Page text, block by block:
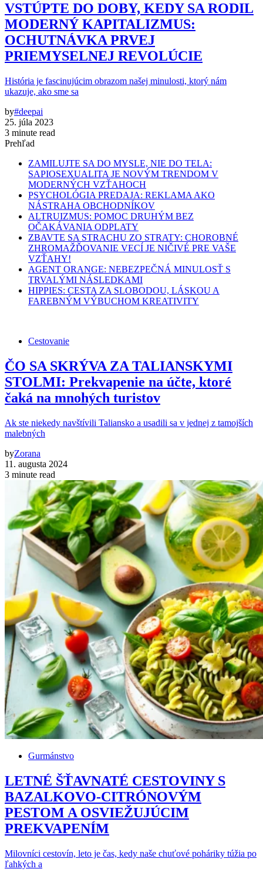
VSTÚPTE DO DOBY, KEDY SA RODIL
MODERNÝ KAPITALIZMUS:
OCHUTNÁVKA PRVEJ
PRIEMYSELNEJ REVOLÚCIE
História je fascinujúcim obrazom našej minulosti, ktorý nám
ukazuje, ako sme sa
by#deepai
25. júla 2023
3 minute read
Prehľad
ZAMILUJTE SA DO MYSLE, NIE DO TELA:
SAPIOSEXUALITA JE NOVÝM TRENDOM V
MODERNÝCH VZŤAHOCH
PSYCHOLÓGIA PREDAJA: REKLAMA AKO
NÁSTRAHA OBCHODNÍKOV
ALTRUIZMUS: POMOC DRUHÝM BEZ
OČAKÁVANIA ODPLATY
ZBAVTE SA STRACHU ZO STRATY: CHOROBNÉ
ZHROMAŽĎOVANIE VECÍ JE NIČIVÉ PRE VAŠE
VZŤAHY!
AGENT ORANGE: NEBEZPEČNÁ MINULOSŤ S
TRVALÝMI NÁSLEDKAMI
HIPPIES: CESTA ZA SLOBODOU, LÁSKOU A
FAREBNÝM VÝBUCHOM KREATIVITY
Cestovanie
ČO SA SKRÝVA ZA TALIANSKYMI
STOLMI: Prekvapenie na účte, ktoré
čaká na mnohých turistov
Ak ste niekedy navštívili Taliansko a usadili sa v jednej z tamojších
malebných
byZorana
11. augusta 2024
3 minute read
Gurmánstvo
LETNÉ ŠŤAVNATÉ CESTOVINY S
BAZALKOVO-CITRÓNOVÝM
PESTOM A OSVIEŽUJÚCIM
PREKVAPENÍM
Milovníci cestovín, leto je čas, kedy naše chuťové poháriky túžia po
ľahkých a